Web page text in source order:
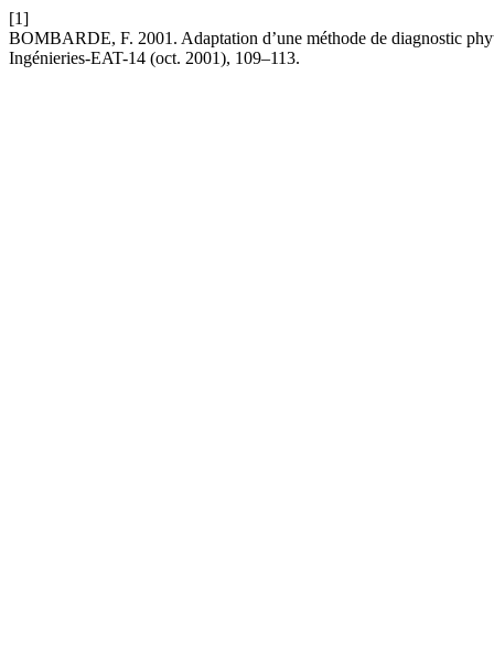
[1]
BOMBARDE, F. 2001. Adaptation d’une méthode de diagnostic
Ingénieries-EAT-14 (oct. 2001), 109–113.